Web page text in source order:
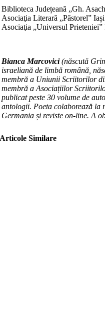
Biblioteca Județeană „Gh.
Asociaţia Literară „Păstorel” Iași
Asociaţia „Universul Prieteniei”
Bianca Marcovici(născută
israeliană de limbă română,
membră a Uniunii Scriitorilor
membră a Asociațiilor
publicat peste 30 volume de
antologii. Poeta colaborează la
Germania și reviste on-line. A
Articole Similare